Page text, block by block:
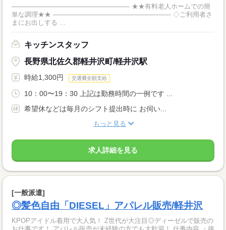
―――――――――――――――――― ★★有料老人ホームでの簡
単な調理★★ ―――――――――――――――――― ◇ご利用者さ
まにお出しする ...
キッチンスタッフ
長野県北佐久郡軽井沢町/軽井沢駅
時給1,300円 交通費全額支給
10：00〜19：30 上記は勤務時間の一例です ...
希望休などは毎月のシフト提出時に お伺い...
もっと見る
求人詳細を見る
[一般派遣]
◎髪色自由「DIESEL」アパレル販売/軽井沢
KPOPアイドル着用で大人気！ Z世代が大注目◎ディーゼルで販売の